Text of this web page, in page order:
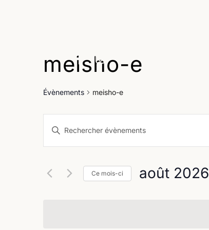
meisho-e
Évènements meisho-e
Recherche
et
de
Saisir
Évènements
Ce mois-ci août 2026